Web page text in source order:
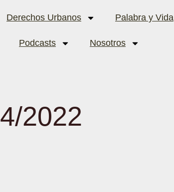
Derechos Urbanos Palabra y Vida
Podcasts Nosotros
2022